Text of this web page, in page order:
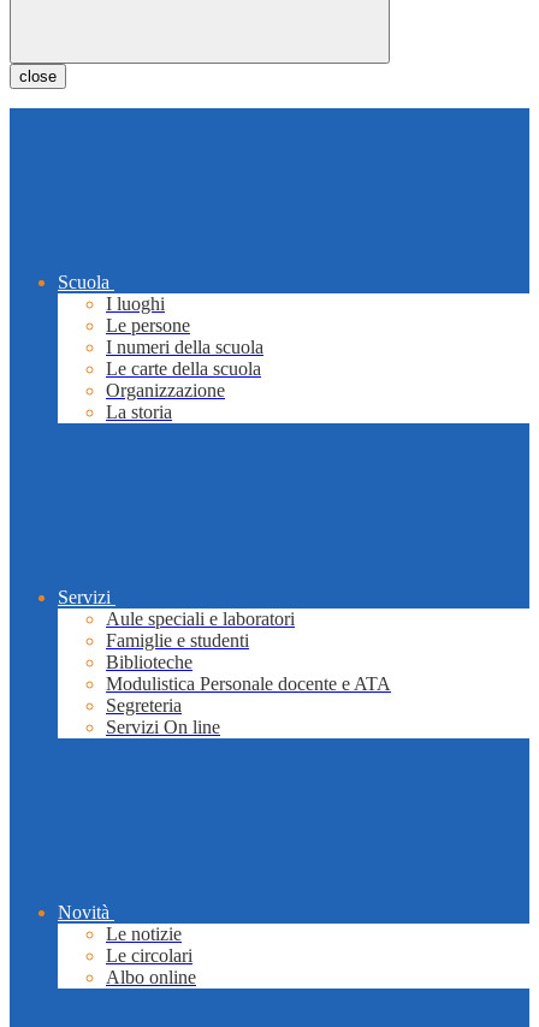
close
Scuola
I luoghi
Le persone
I numeri della scuola
Le carte della scuola
Organizzazione
La storia
Servizi
Aule speciali e laboratori
Famiglie e studenti
Biblioteche
Modulistica Personale docente e ATA
Segreteria
Servizi On line
Novità
Le notizie
Le circolari
Albo online